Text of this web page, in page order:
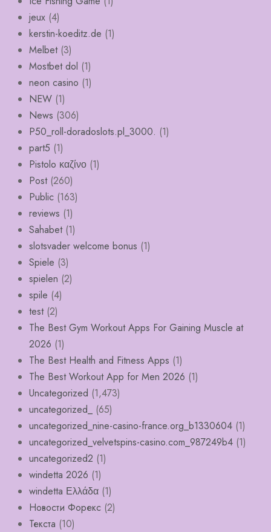
jeux (4)
kerstin-koeditz.de (1)
Melbet(3)
Mostbet dol (1)
neon casino (1)
NEW (1)
News (306)
P50_roll-doradoslots.pl_3000. (1)
part5 (1)
Pistolo καζίνο (1)
Post(260)
Public (163)
reviews (1)
Sahabet(1)
slotsvader welcome bonus (1)
Spiele (3)
spielen (2)
spile (4)
test(2)
The Best Gym Workout Apps For Gaining Muscle at
2026 (1)
The Best Health and Fitness Apps (1)
The Best Workout App for Men 2026 (1)
Uncategorized (1,473)
uncategorized_
(65)
uncategorized_nine-casino-france.org_b1330604 (1)
uncategorized_velvetspins-casino.com_987249b4 (1)
uncategorized2 (1)
windetta 2026 (1)
windetta Ελλάδα (1)
Новости Форекс (2)
Текста (10)